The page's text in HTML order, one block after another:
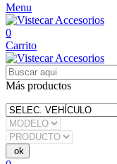
Menu
0
Carrito
Más productos